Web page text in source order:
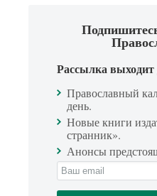
Рассылка выходит
Православный
день.
Новые книги
странник».
Анонсы